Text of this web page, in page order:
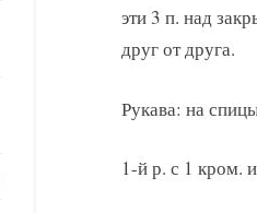
эти 3 п. над
друг от друга.
Рукава: на
1-й р. с 1 кром.